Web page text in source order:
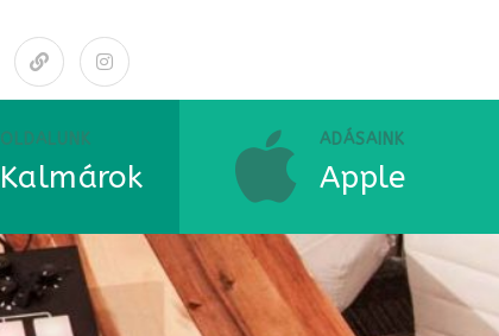
OLDALUNK
Kalmárok
ADÁSAINK
Apple